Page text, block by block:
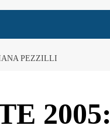
PEZZILLI
2005: